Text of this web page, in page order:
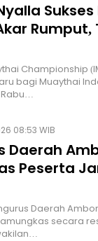
Rumput,
Championship
bagi Muaythai
08:53 WIB
Daerah
Peserta
Daerah
secara